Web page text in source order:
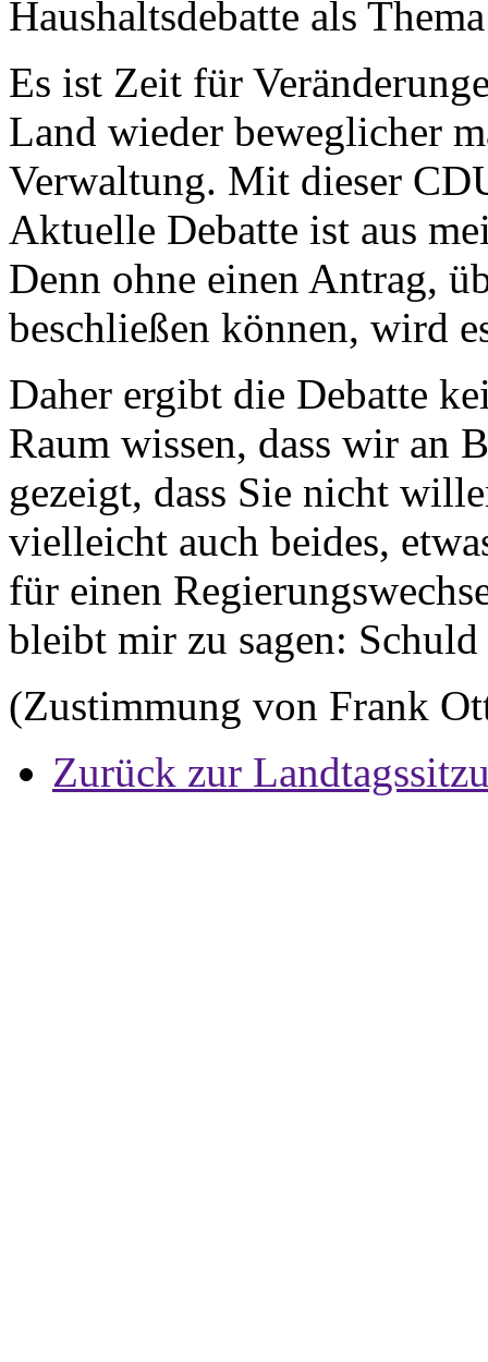
Haushaltsdebatte als
Es ist Zeit für
Land wieder beweglicher
Verwaltung. Mit dieser
Aktuelle Debatte ist aus
Denn ohne einen Antrag,
beschließen können, wird
Daher ergibt die Debatte
Raum wissen, dass wir an
gezeigt, dass Sie nicht
vielleicht auch beides,
für einen
bleibt mir zu sagen:
(Zustimmung von Frank
Zurück zur